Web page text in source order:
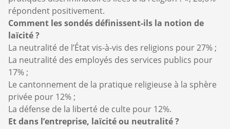
répondent positivement.
Comment les sondés définissent-ils la notion de
laïcité ?
La neutralité de l’État vis-à-vis des religions pour 27% ;
La neutralité des employés des services publics pour
17% ;
Le cantonnement de la pratique religieuse à la sphère
privée pour 12% ;
La défense de la liberté de culte pour 12%.
Et dans l’entreprise, laïcité ou neutralité ?